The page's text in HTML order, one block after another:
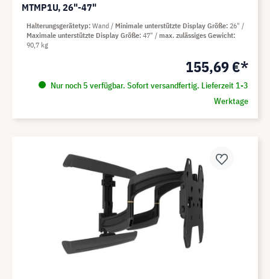
MTMP1U, 26"-47"
155,69 €*
Nur noch 5 verfügbar. Sofort versandfertig. Lieferzeit 1-3
Werktage
Halterungsgerätetyp Wand Minimale unterstützte Display Größe 26"
Maximale unterstützte Display Größe 47"
max. zulässiges Gewicht
90,7 kg